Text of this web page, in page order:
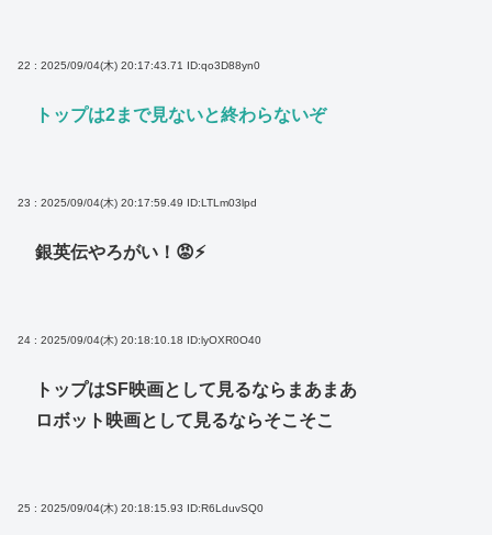
22 : 2025/09/04(木) 20:17:43.71 ID:qo3D88yn0
トップは2まで見ないと終わらないぞ
23 : 2025/09/04(木) 20:17:59.49 ID:LTLm03lpd
銀英伝やろがい！😡⚡
24 : 2025/09/04(木) 20:18:10.18 ID:lyOXR0O40
トップはSF映画として見るならまあまあ
ロボット映画として見るならそこそこ
25 : 2025/09/04(木) 20:18:15.93 ID:R6LduvSQ0